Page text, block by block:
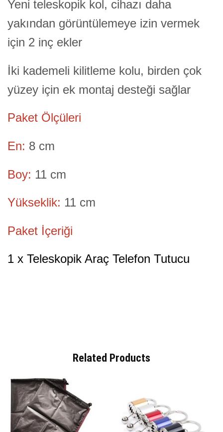
Yeni teleskopik kol, cihazı daha
yakından görüntülemeye izin vermek
için 2 inç ekler
İki kademeli kilitleme kolu, birden çok
yüzey için ek montaj desteği sağlar
Paket Ölçüleri
En: 8 cm
Boy: 11 cm
Yükseklik: 11 cm
Paket İçeriği
1 x Teleskopik Araç Telefon Tutucu
Related Products